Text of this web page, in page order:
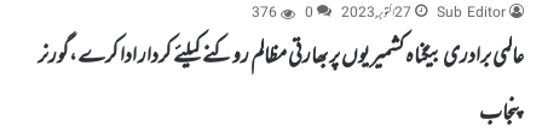
Sub Editor
27 اکتوبر, 2023 0
376
عالمی برادری بیگناہ کشمیریوں پر بھارتی مظالم روکنے کیلئے کردار ادا کرے،گورنر
پنجاب